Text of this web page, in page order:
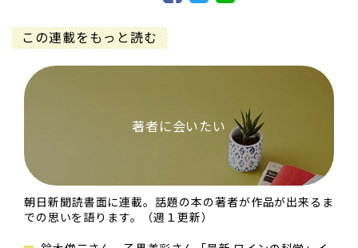
この連載をもっと読む
著者に会いたい
朝日新聞読書面に連載。話題の本の著者が作品が出来るま
での思いを語ります。（週１更新）